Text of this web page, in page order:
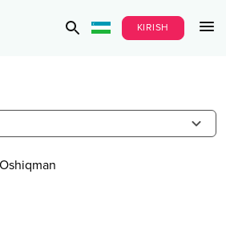
KIRISH